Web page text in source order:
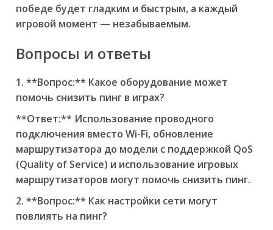
победе будет гладким и быстрым, а каждый
игровой момент — незабываемым.
Вопросы и ответы
1. **Вопрос:** Какое оборудование может
помочь снизить пинг в играх?
**Ответ:** Использование проводного
подключения вместо Wi-Fi, обновление
маршрутизатора до модели с поддержкой QoS
(Quality of Service) и использование игровых
маршрутизаторов могут помочь снизить пинг.
2. **Вопрос:** Как настройки сети могут
повлиять на пинг?